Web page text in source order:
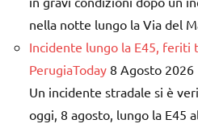
nella notte lungo la Via del
Incidente lungo la E45, feriti
PerugiaToday 8 Agosto 2026
Un incidente stradale si è
oggi, 8 agosto, lungo la E45